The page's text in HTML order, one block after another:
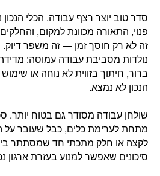
סדר טוב יוצר רצף עבודה. הכלי
פנוי, התאורה מכוונת למקום,
זה לא רק חוסך זמן — זה משפר דיוק.
נולדות מסביבת עבודה עמוסה:
ברור, חיתוך בזווית לא נוחה או
הנכון לא נמצא.
שולחן עבודה מסודר גם בטוח יותר.
מתחת לערימת כלים, כבל שעובר
לקצה או חלק מתכתי חד שמסתתר
סיכונים שאפשר למנוע בעזרת ארגון